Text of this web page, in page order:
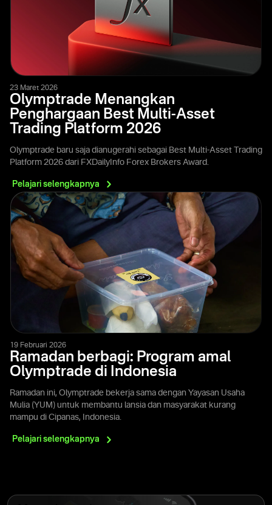
23 Maret 2026
Olymptrade Menangkan
Penghargaan Best Multi-Asset
Trading Platform 2026
Olymptrade baru saja dianugerahi sebagai Best Multi-Asset Trading
Platform 2026 dari FXDailyInfo Forex Brokers Award.
Pelajari selengkapnya
19 Februari 2026
Ramadan berbagi: Program amal
Olymptrade di Indonesia
Ramadan ini, Olymptrade bekerja sama dengan Yayasan Usaha
Mulia (YUM) untuk membantu lansia dan masyarakat kurang
mampu di Cipanas, Indonesia.
Pelajari selengkapnya